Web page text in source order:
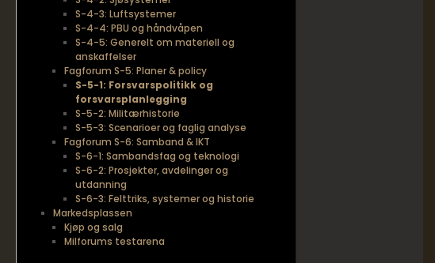
S-4-3: Luftsystemer
S-4-4: PBU og håndvåpen
S-4-5: Generelt om materiell og
anskaffelser
Fagforum S-5: Planer & policy
S-5-1: Forsvarspolitikk og
forsvarsplanlegging
S-5-2: Militærhistorie
S-5-3: Scenarioer og faglig analyse
Fagforum S-6: Samband & IKT
S-6-1: Sambandsfag og teknologi
S-6-2: Prosjekter, avdelinger og
utdanning
S-6-3: Felttriks, systemer og historie
Markedsplassen
Kjøp og salg
Milforums testarena